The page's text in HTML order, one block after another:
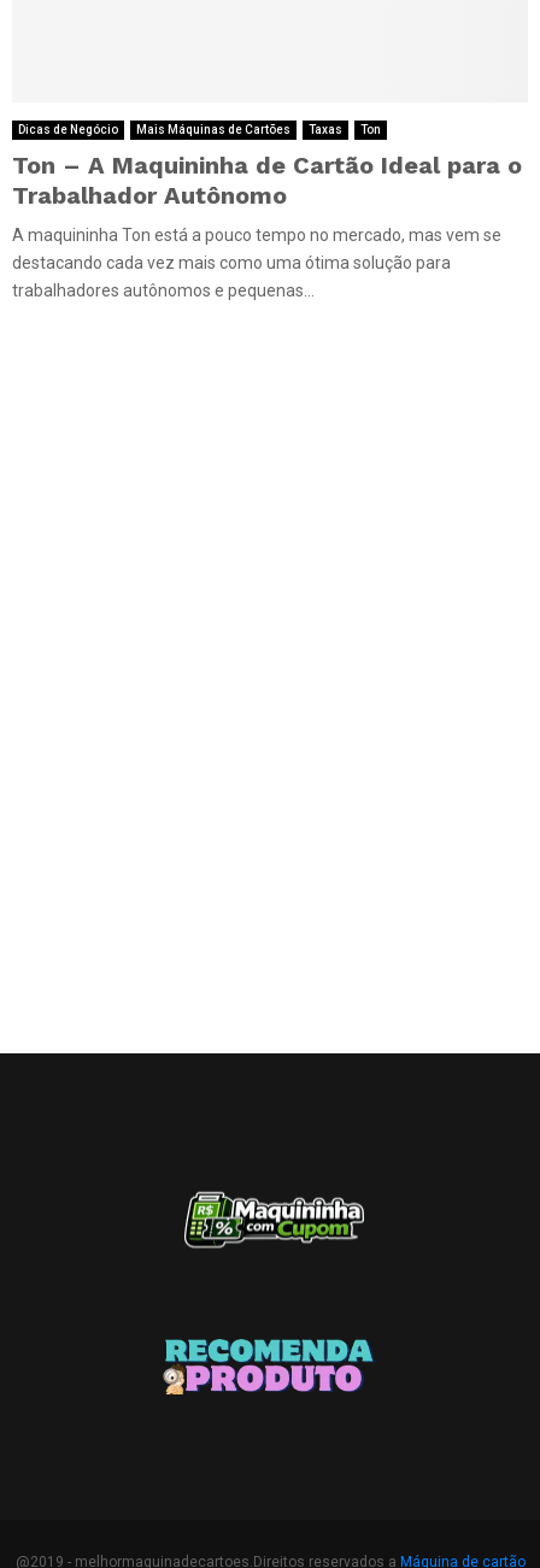
Dicas de Negócio Mais Máquinas de Cartões Taxas Ton
Ton – A Maquininha de Cartão Ideal para o
Trabalhador Autônomo
A maquininha Ton está a pouco tempo no mercado, mas vem se
destacando cada vez mais como uma ótima solução para
trabalhadores autônomos e pequenas...
@2019 - melhormaquinadecartoes.Direitos reservados a Máquina de cartão